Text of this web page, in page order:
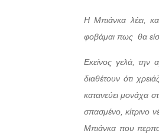
Η Μπιάνκα λέει,
φοβάμαι πως θα
Εκείνος γελά, την
διαθέτουν ότι
κατανεύει μονάχα
σπασμένο, κίτρινο
Μπιάνκα που